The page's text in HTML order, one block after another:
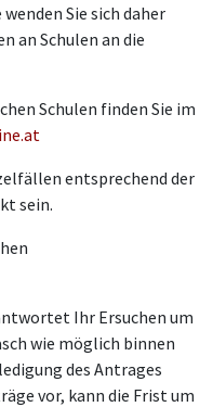
Sie sich daher
an Schulen an die
Schulen finden Sie im
entsprechend der
sein.
Ihr Ersuchen um
wie möglich binnen
des Antrages
vor, kann die Frist um